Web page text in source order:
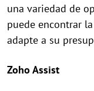
una variedad de
puede encontrar
adapte a su
Zoho Assist